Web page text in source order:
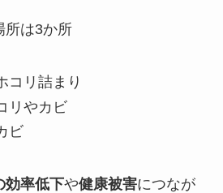
所は3か所
コリ詰まり
リやカビ
ビ
効率低下や健康被害につなが